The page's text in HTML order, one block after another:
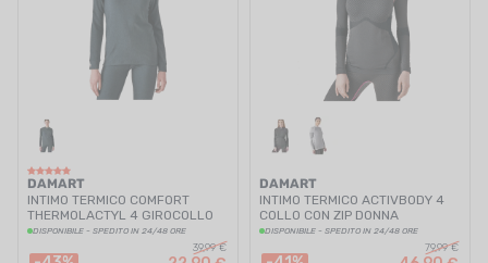
DAMART
INTIMO TERMICO COMFORT
THERMOLACTYL 4 GIROCOLLO
DONNA
DISPONIBILE - SPEDITO IN 24/48 ORE
39,99 €
DAMART
INTIMO TERMICO ACTIVBODY 4
COLLO CON ZIP DONNA
DISPONIBILE - SPEDITO IN 24/48 ORE
79,99 €